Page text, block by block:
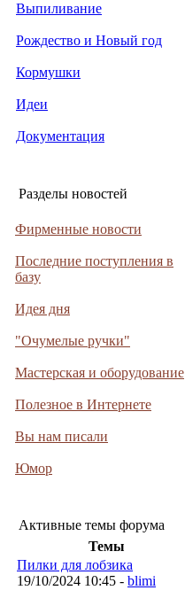
Выпиливание
Рождество и Новый год
Кормушки
Идеи
Документация
Разделы новостей
Фирменные новости
Последние поступления в
базу
Идея дня
"Очумелые ручки"
Мастерская и оборудование
Полезное в Интернете
Вы нам писали
Юмор
Активные темы форума
Темы
Пилки для лобзика
19/10/2024 10:45 - blimi